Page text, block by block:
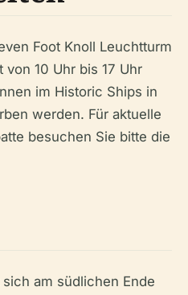
Foot Knoll Leuchtturm
10 Uhr bis 17 Uhr
im Historic Ships in
werden. Für aktuelle
besuchen Sie bitte die
am südlichen Ende